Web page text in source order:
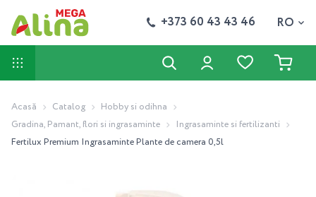
+373 60 43 43 46 RO
Acasă Catalog
Hobby si odihna
Gradina, Pamant, flori si ingrasaminte
Ingrasaminte si fertilizanti
Fertilux Premium Ingrasaminte Plante de camera 0,5l